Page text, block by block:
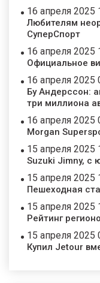
16 апреля 2025
Любителям
СуперСпорт
16 апреля 2025
Официальное
16 апреля 2025
Бу Андерссон:
три миллиона
16 апреля 2025
Morgan
15 апреля 2025
Suzuki Jimny, с
15 апреля 2025
Пешеходная
15 апреля 2025
Рейтинг
15 апреля 2025
Купил Jetour